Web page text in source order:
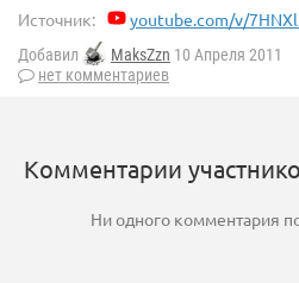
Источник: youtube.com/v/
Добавил MaksZzn 10 Апреля 2011
нет комментариев
Комментарии
Ни одного комментария